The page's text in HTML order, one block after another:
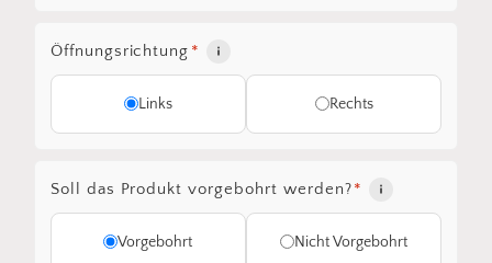
Öffnungsrichtung *
Links Rechts
Soll das Produkt vorgebohrt werden?*
Vorgebohrt Nicht Vorgebohrt